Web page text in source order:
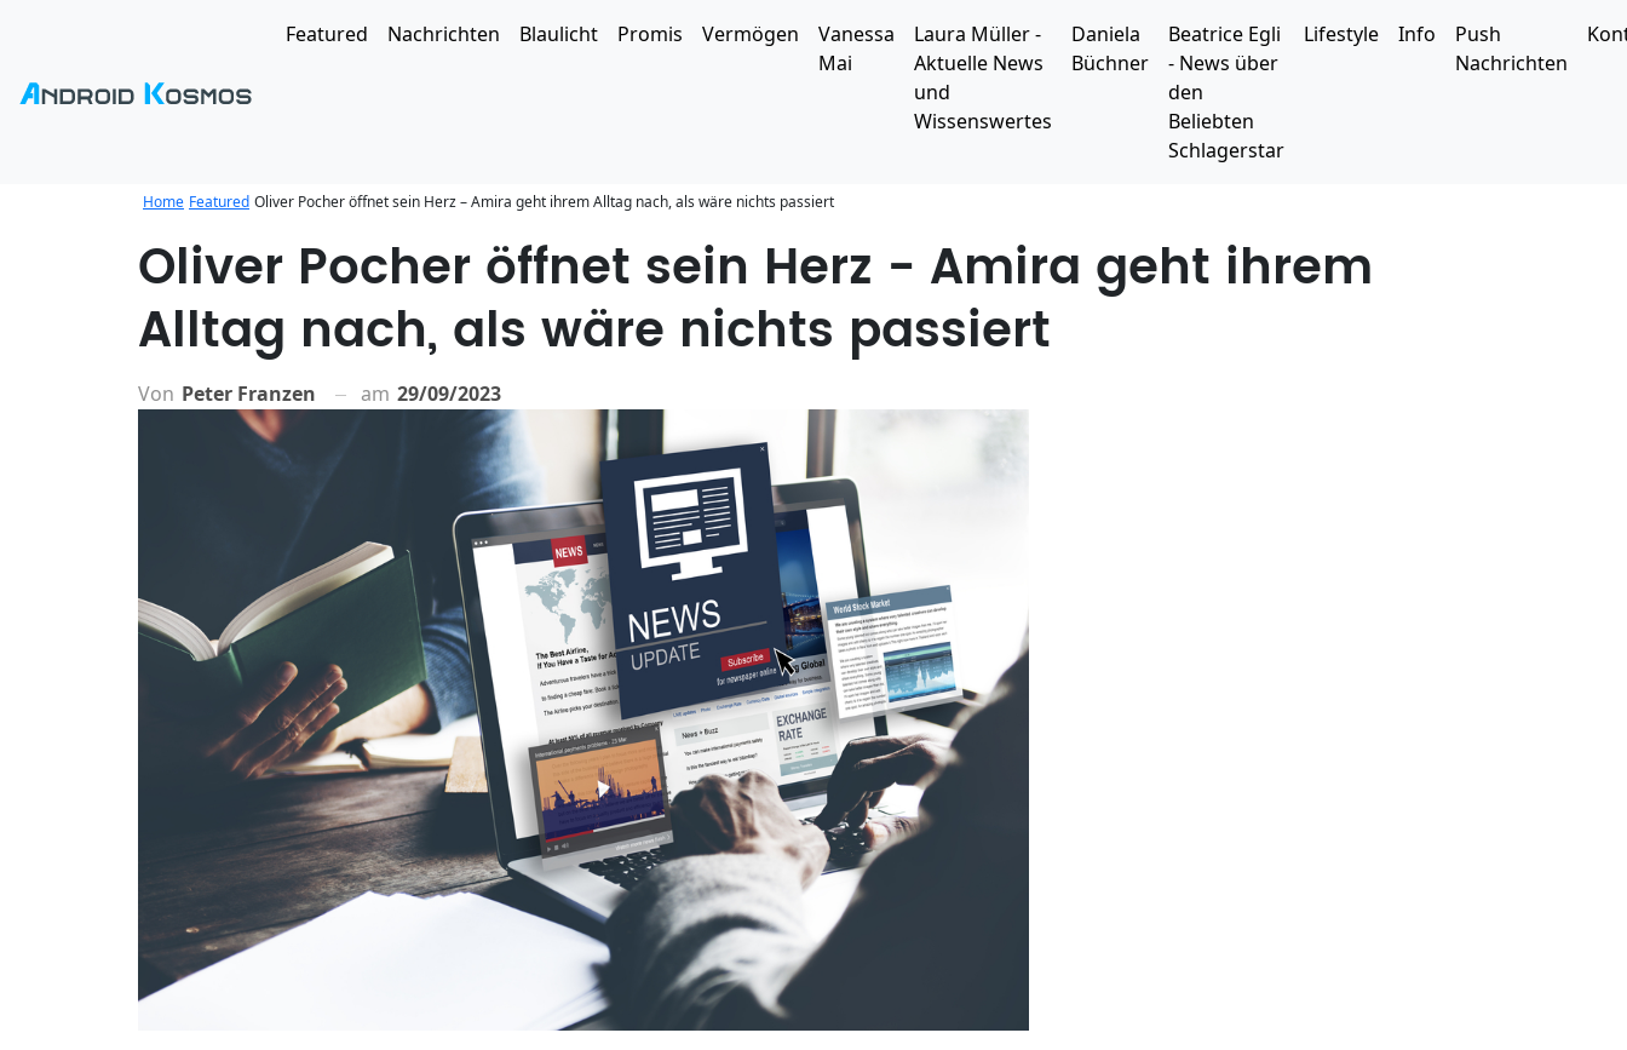
Featured Nachrichten Blaulicht Promis Vermögen
Vanessa
Mai
Laura Müller -
Aktuelle News
und
Wissenswertes
Daniela
Büchner
Beatrice Egli
- News über
den
Beliebten
Schlagerstar
Lifestyle Info
Push
Nachrichten
Home Featured Oliver Pocher öffnet sein Herz – Amira geht ihrem Alltag nach, als wäre nichts passiert
Oliver Pocher öffnet sein Herz - Amira geht ihrem
Alltag nach, als wäre nichts passiert
Von Peter Franzen am 29/09/2023